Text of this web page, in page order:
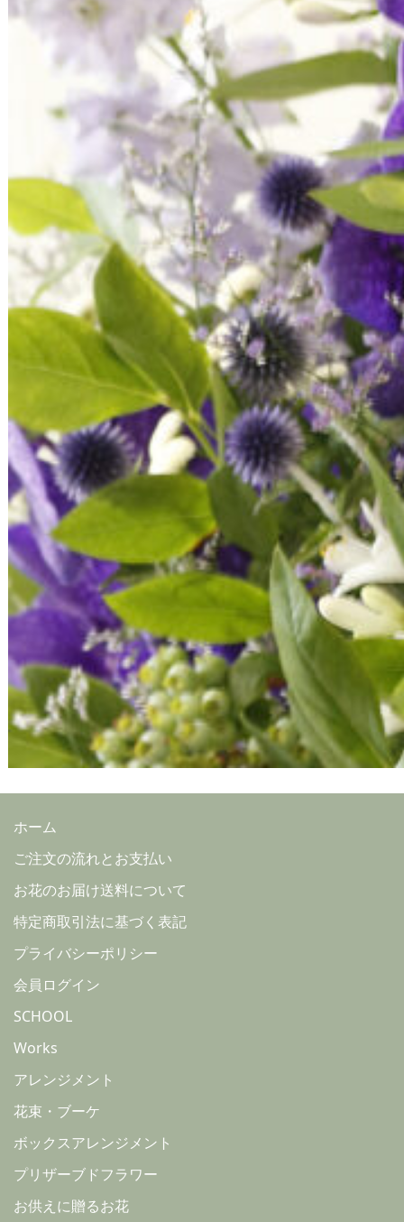
ホーム
ご注文の流れとお支払い
お花のお届け送料について
特定商取引法に基づく表記
プライバシーポリシー
会員ログイン
SCHOOL
Works
アレンジメント
花束・ブーケ
ボックスアレンジメント
プリザーブドフラワー
お供えに贈るお花